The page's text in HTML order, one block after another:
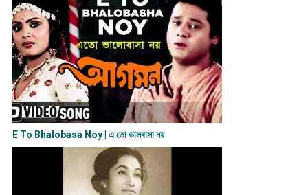
E To Bhalobasa Noy | এ তো ভালবাসা ন​য়